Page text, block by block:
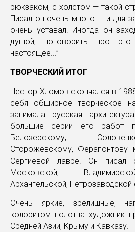
рюкзаком, с холстом — такой
Писал он очень много — и для
очень уставал. Иногда он
душой, поговорить про
настоящее...”
ТВОРЧЕСКИЙ ИТОГ
Нестор Хломов скончался в
себя обширное творческое
занимала русская
большие серии его работ
Белозерскому,
Сторожевскому, Ферапонтову
Сергиевой лавре. Он
Московской,
Архангельской, Петрозаводской
Очень яркие, зрелищные,
колоритом полотна художник
Средней Азии, Крыму и Кавказу.